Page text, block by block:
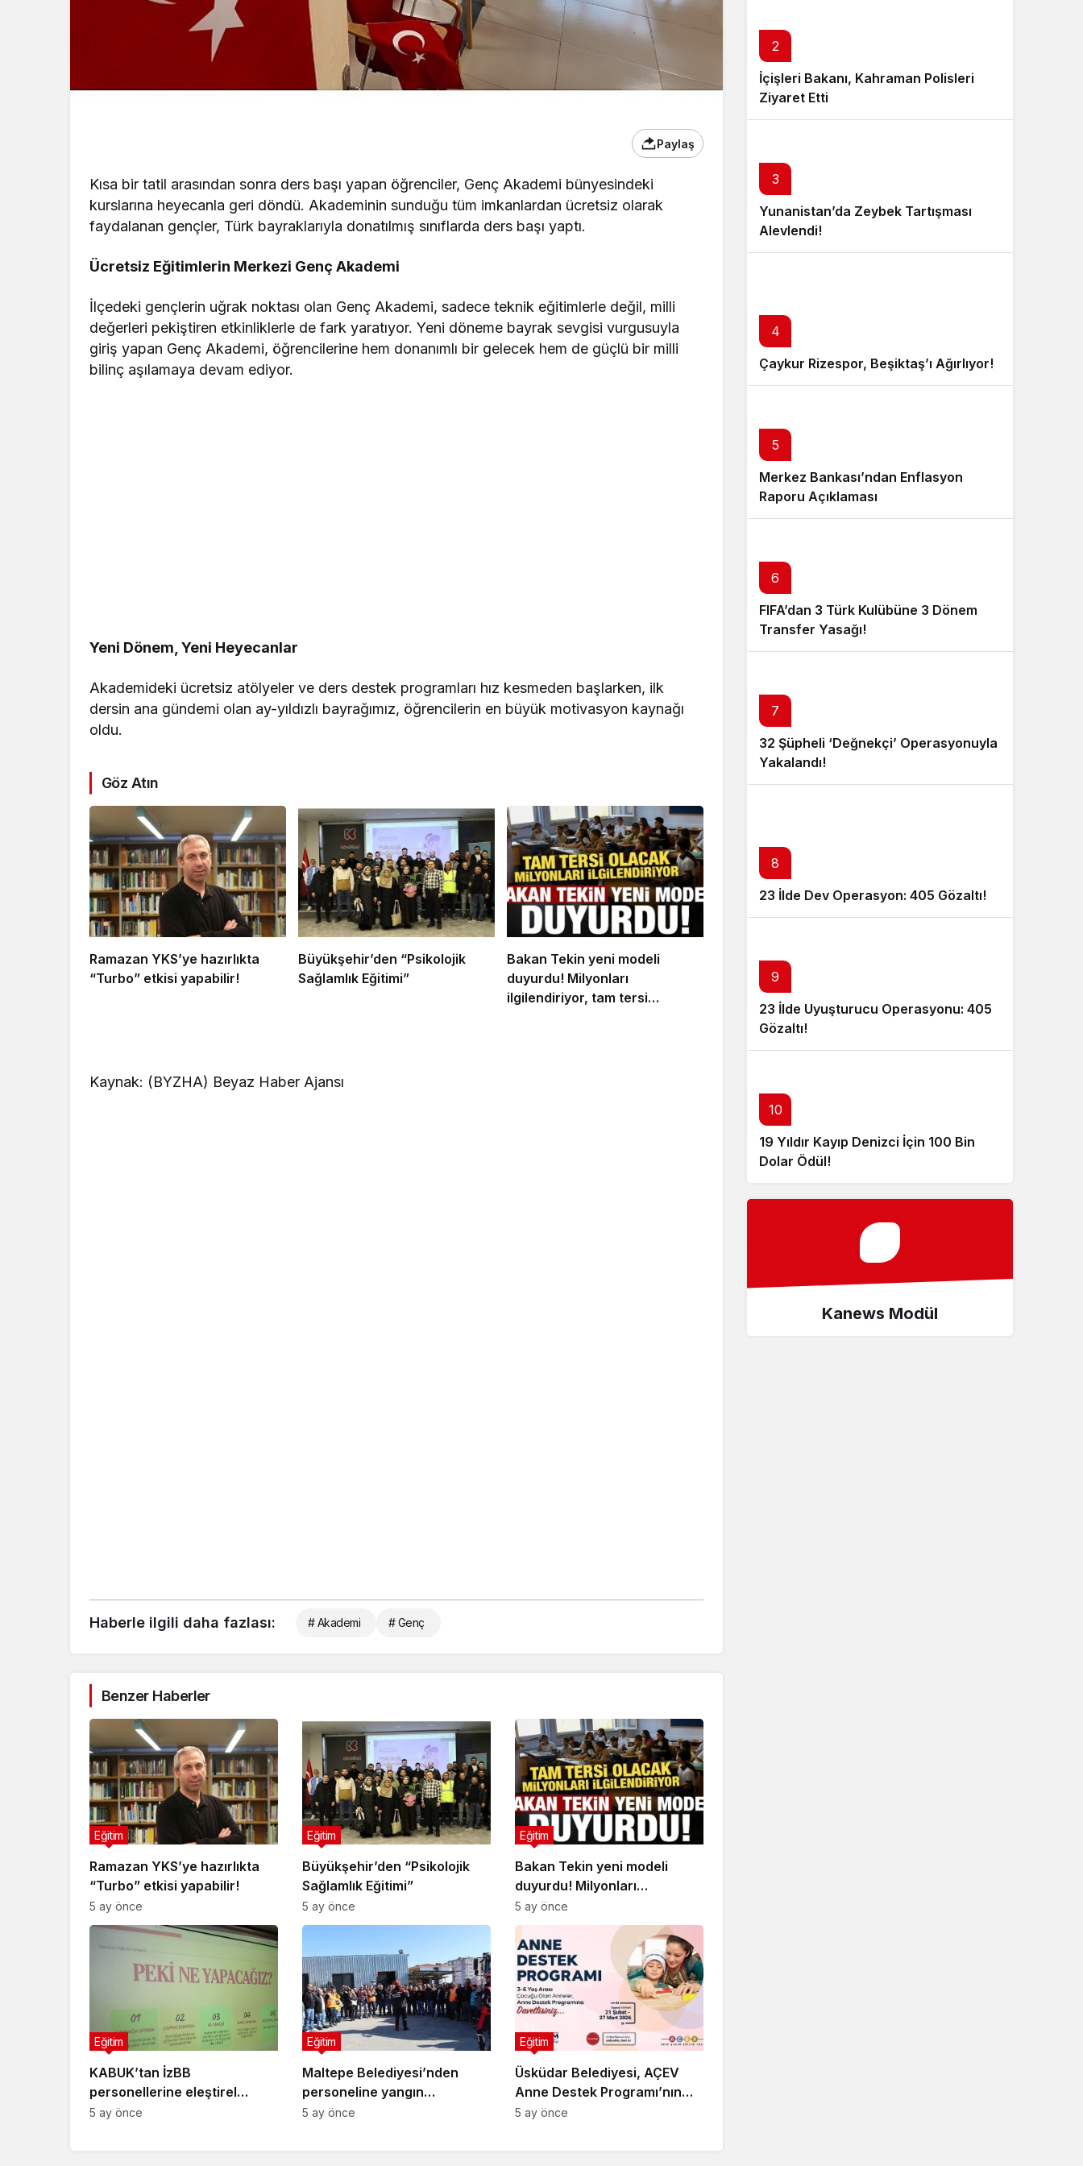
Paylaş
Kısa bir tatil arasından sonra ders başı yapan öğrenciler, Genç Akademi bünyesindeki
kurslarına heyecanla geri döndü. Akademinin sunduğu tüm imkanlardan ücretsiz olarak
faydalanan gençler, Türk bayraklarıyla donatılmış sınıflarda ders başı yaptı.
Ücretsiz Eğitimlerin Merkezi Genç Akademi
İlçedeki gençlerin uğrak noktası olan Genç Akademi, sadece teknik eğitimlerle değil, milli
değerleri pekiştiren etkinliklerle de fark yaratıyor. Yeni döneme bayrak sevgisi vurgusuyla
giriş yapan Genç Akademi, öğrencilerine hem donanımlı bir gelecek hem de güçlü bir milli
bilinç aşılamaya devam ediyor.
Yeni Dönem, Yeni Heyecanlar
Akademideki ücretsiz atölyeler ve ders destek programları hız kesmeden başlarken, ilk
dersin ana gündemi olan ay-yıldızlı bayrağımız, öğrencilerin en büyük motivasyon kaynağı
oldu.
Göz Atın
Ramazan YKS’ye hazırlıkta
“Turbo” etkisi yapabilir!
Büyükşehir’den “Psikolojik
Sağlamlık Eğitimi”
Bakan Tekin yeni modeli
duyurdu! Milyonları
ilgilendiriyor, tam tersi
Kaynak: (BYZHA) Beyaz Haber Ajansı
Haberle ilgili daha fazlası: # Akademi # Genç
Benzer Haberler
Ramazan YKS’ye hazırlıkta
“Turbo” etkisi yapabilir!
Eğitim
5 ay önce
Büyükşehir’den “Psikolojik
Sağlamlık Eğitimi”
Eğitim
5 ay önce
Bakan Tekin yeni modeli
duyurdu! Milyonları
ilgilendiriyor, tam tersi
olacak…
Eğitim
5 ay önce
KABUK’tan İzBB
personellerine eleştirel
medya okuryazarlığı ve dijital
Eğitim
5 ay önce
Maltepe Belediyesi’nden
personeline yangın
farkındalık eğitimi
Eğitim
5 ay önce
Üsküdar Belediyesi, AÇEV
Anne Destek Programı’nın
İkincisini Başlatıyor
Eğitim
5 ay önce
2
İçişleri Bakanı, Kahraman Polisleri
Ziyaret Etti
3
Yunanistan’da Zeybek Tartışması
Alevlendi!
4
Çaykur Rizespor, Beşiktaş’ı Ağırlıyor!
5
Merkez Bankası’ndan Enflasyon
Raporu Açıklaması
6
FIFA’dan 3 Türk Kulübüne 3 Dönem
Transfer Yasağı!
7
32 Şüpheli ‘Değnekçi’ Operasyonuyla
Yakalandı!
8
23 İlde Dev Operasyon: 405 Gözaltı!
9
23 İlde Uyuşturucu Operasyonu: 405
Gözaltı!
10
19 Yıldır Kayıp Denizci İçin 100 Bin
Dolar Ödül!
Kanews Modül